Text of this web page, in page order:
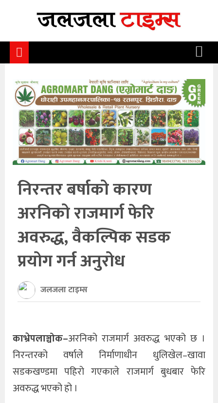
समाचार
समाज
राजनीति
आर्थिक
अन्तर्वार्ता
विचार
साहित्य/
सूचना
प्रविधि
खेलकुद
अन्तर्राष्ट्रिय
थप
निरन्तर बर्षाको कारण
अरनिको राजमार्ग फेरि
अवरुद्ध, वैकल्पिक सडक
प्रयोग गर्न अनुरोध
जलजला टाइम्स
काभ्रेपलाञ्चोक–अरनिको राजमार्ग अवरुद्ध भएको छ ।
निरन्तरको वर्षाले निर्माणाधीन धुलिखेल–खावा
सडकखण्डमा पहिरो गएकाले राजमार्ग बुधबार फेरि
अवरुद्ध भएको हो ।